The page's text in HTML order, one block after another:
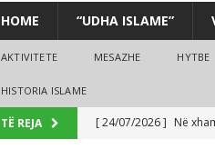
HOME “UDHA ISLAME”
AKTIVITETE MESAZHE HYTBE
HISTORIA ISLAME
TË REJA [ 24/07/2026 ] Në